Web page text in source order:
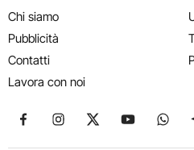
Chi siamo
Pubblicità
Contatti
Lavora con noi
Seguici su Facebook
Seguici su Instagram
Seguici su X
Seguici su